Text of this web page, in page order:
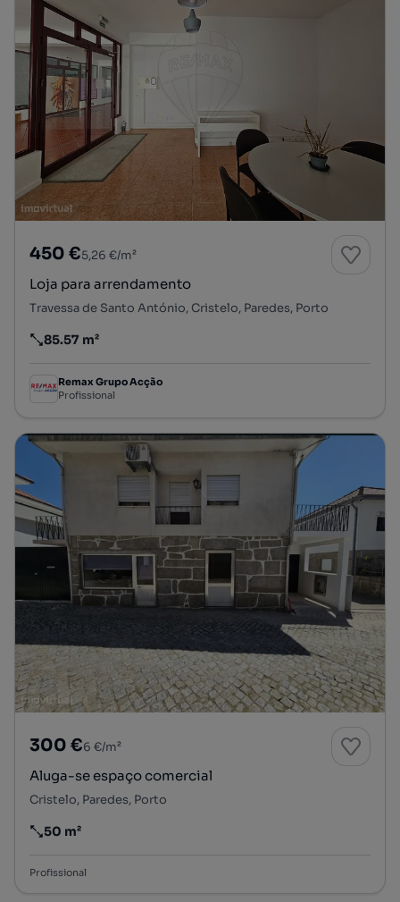
450 €5,26 €/m²
Loja para arrendamento
Travessa de Santo António, Cristelo, Paredes, Porto
Preço por metro quadrado
85.57 m²
Remax Grupo Acção
Profissional
300 €6 €/m²
Aluga-se espaço comercial
Cristelo, Paredes, Porto
Preço por metro quadrado
50 m²
Profissional